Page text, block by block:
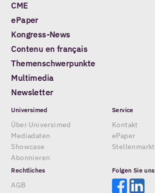
CME
ePaper
Kongress-News
Contenu en français
Themenschwerpunkte
Multimedia
Newsletter
Universimed
Über Universimed
Mediadaten
Showcase
Abonnieren
Service
Kontakt
ePaper
Stellenmarkt
Rechtliches
AGB
Folgen Sie uns